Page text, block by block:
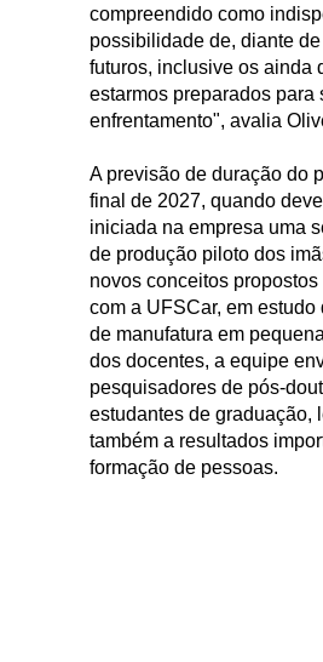
compreendido como
possibilidade de, diante
futuros, inclusive os ainda
estarmos preparados para
enfrentamento", avalia
A previsão de duração do
final de 2027, quando
iniciada na empresa uma
de produção piloto dos
novos conceitos propostos
com a UFSCar, em
de manufatura em
dos docentes, a equipe
pesquisadores de pós-
estudantes de graduação,
também a resultados
formação de pessoas.